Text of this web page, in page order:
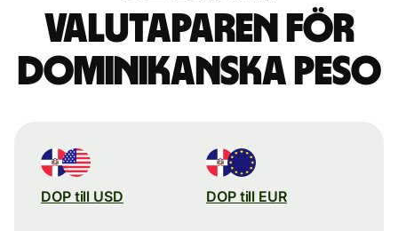
valutaparen för
dominikanska peso
DOP till USD DOP till EUR